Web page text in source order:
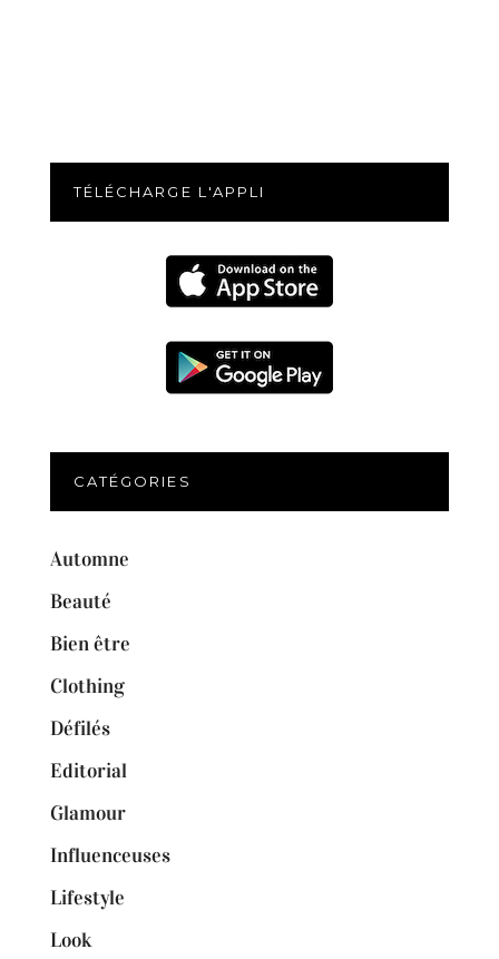
TÉLÉCHARGE L'APPLI
CATÉGORIES
Automne
Beauté
Bien être
Clothing
Défilés
Editorial
Glamour
Influenceuses
Lifestyle
Look